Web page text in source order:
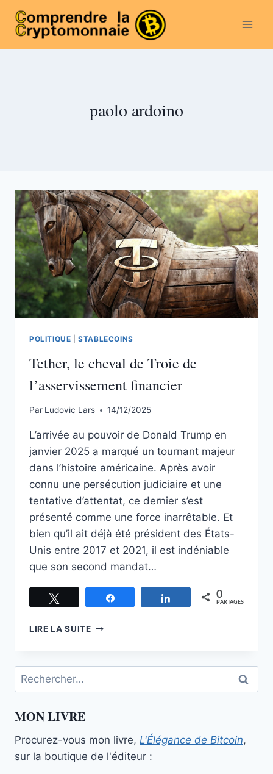
Aller
contenu
paolo ardoino
POLITIQUE |STABLECOINS
Tether, le cheval de Troie de
l’asservissement financier
Par Ludovic Lars 14/12/2025
L’arrivée au pouvoir de Donald Trump en
janvier 2025 a marqué un tournant majeur
dans l’histoire américaine. Après avoir
connu une persécution judiciaire et une
tentative d’attentat, ce dernier s’est
présenté comme une force inarrêtable. Et
bien qu’il ait déjà été président des États-
Unis entre 2017 et 2021, il est indéniable
que son second mandat…
Partagez 0
PARTAGES
LIRE LA SUITETETHER,
DE
DE
Rechercher :
MON LIVRE
Procurez-vous mon livre, L'Élégance de Bitcoin,
sur la boutique de l'éditeur :